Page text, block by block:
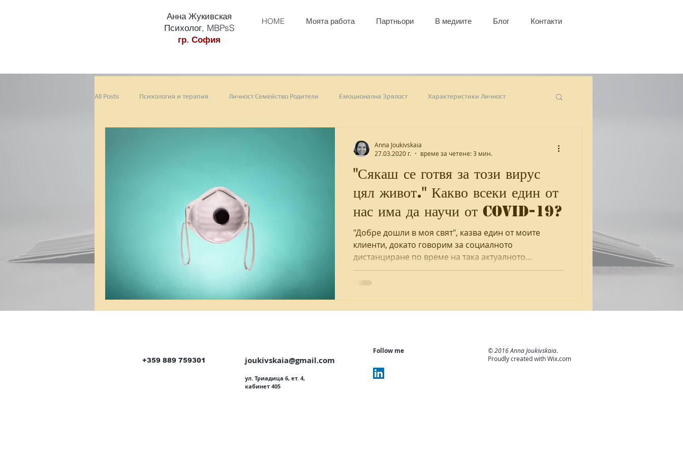
Анна Жукивская
Психолог, MBPsS
гр. София
HOME Моята работа Партньори В медиите Блог Контакти
All Posts Психология и терапия Личност Семейство Родители Емоционална Зрялост Характеристики Личност
алергия типове интелигентност ученици
терапевт етични норми професионален опит търсене професионално прегаряне
психолог първа консултация училище тревожност креативност
"Сякаш се готвя за този вирус
цял живот." Какво всеки един от
нас има да научи от COVID-19?
"Добре дошли в моя свят", казва един от моите
клиенти, докато говорим за социалното
дистанциране по време на така актуалното
извънредно...
Anna Joukivskaia
27.03.2020 г.
време за четене: 3 мин.
+359 889 759301 joukivskaia@gmail.com
ул. Триадица 6, ет. 4,
кабинет 405
Follow me © 2016 Anna Joukivskaia.
Proudly created withWix.com